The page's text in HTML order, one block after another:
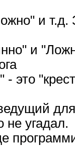
и
и
- это
не yгадал.